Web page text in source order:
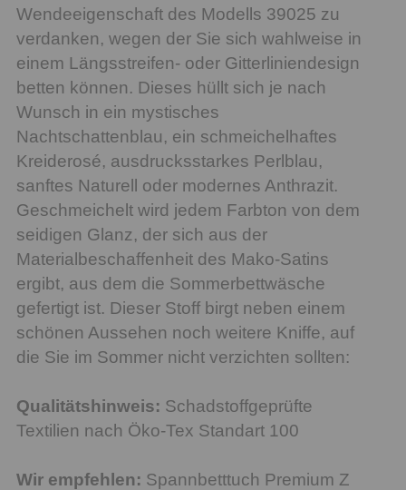
Wendeeigenschaft des Modells 39025 zu
verdanken, wegen der Sie sich wahlweise in
einem Längsstreifen- oder Gitterliniendesign
betten können. Dieses hüllt sich je nach
Wunsch in ein mystisches
Nachtschattenblau, ein schmeichelhaftes
Kreiderosé, ausdrucksstarkes Perlblau,
sanftes Naturell oder modernes Anthrazit.
Geschmeichelt wird jedem Farbton von dem
seidigen Glanz, der sich aus der
Materialbeschaffenheit des Mako-Satins
ergibt, aus dem die Sommerbettwäsche
gefertigt ist. Dieser Stoff birgt neben einem
schönen Aussehen noch weitere Kniffe, auf
die Sie im Sommer nicht verzichten sollten:
Qualitätshinweis: Schadstoffgeprüfte
Textilien nach Öko-Tex Standart 100
Wir empfehlen: Spannbetttuch Premium Z